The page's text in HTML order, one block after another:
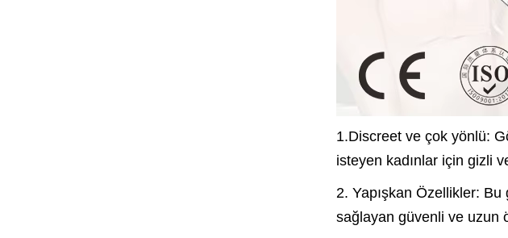
1.Discreet ve çok yönlü:
isteyen kadınlar için gizli
2. Yapışkan Özellikler: Bu
sağlayan güvenli ve uzun